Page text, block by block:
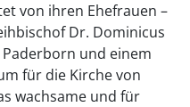
von ihren Ehefrauen –
Dr. Dominicus
und einem
für die Kirche von
wachsame und für